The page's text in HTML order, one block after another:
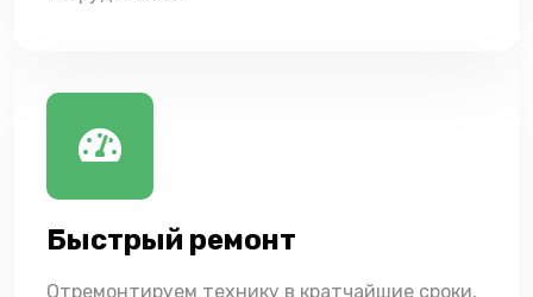
Быстрый ремонт
Отремонтируем технику в кратчайшие сроки,